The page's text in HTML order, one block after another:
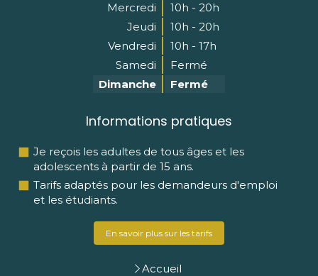
Mercredi
10h - 20h
Jeudi
10h - 20h
Vendredi
10h - 17h
Samedi
Fermé
Dimanche
Fermé
Informations pratiques
Je reçois les adultes de tous âges et les
adolescents à partir de 15 ans.
Tarifs adaptés pour les demandeurs d'emploi
et les étudiants.
En savoir plus sur les tarifs
Accueil